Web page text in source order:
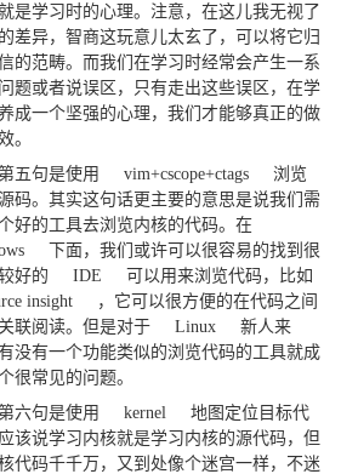
是学习时的心理。注意，在这儿我无视了
差异，智商这玩意儿太玄了，可以将它归
的范畴。而我们在学习时经常会产生一系
题或者说误区，只有走出这些误区，在学
成一个坚强的心理，我们才能够真正的做
。
五句是使用
vim+cscope+ctags
浏览
码。其实这句话更主要的意思是说我们需
好的工具去浏览内核的代码。在
下面，我们或许可以很容易的找到很
好的
IDE
可以用来浏览代码，比如
insight
，它可以很方便的在代码之间
联阅读。但是对于
Linux
新人来
没有一个功能类似的浏览代码的工具就成
很常见的问题。
六句是使用
kernel
地图定位目标代
该说学习内核就是学习内核的源代码，但
代码千千万，又到处像个迷宫一样，不迷